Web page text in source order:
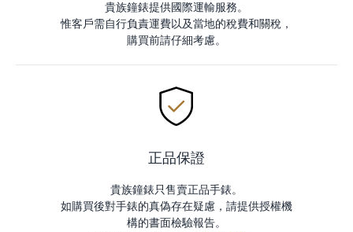
貴族鐘錶提供國際運輸服務。
惟客戶需自行負責運費以及當地的稅費和關稅，
購買前請仔細考慮。
正品保證
貴族鐘錶只售賣正品手錶。
如購買後對手錶的真偽存在疑慮，請提供授權機
構的書面檢驗報告。